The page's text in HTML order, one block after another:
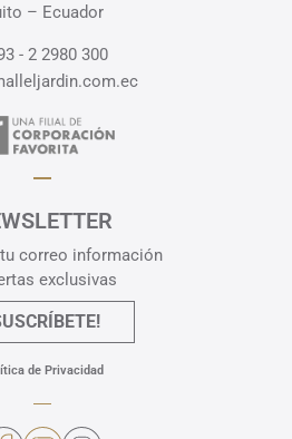
– Ecuador
- 2 2980 300
correo información
exclusivas
de Privacidad